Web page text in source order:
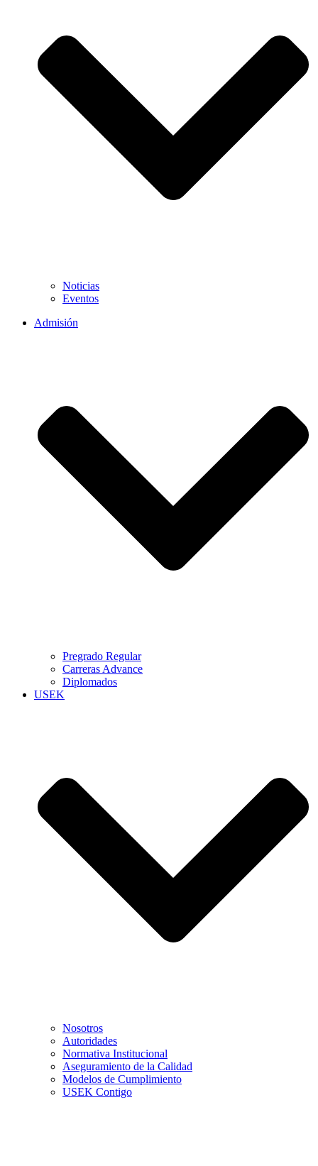
Noticias
Eventos
Admisión
Pregrado Regular
Carreras Advance
Diplomados
USEK
Nosotros
Autoridades
Normativa Institucional
Aseguramiento de la Calidad
Modelos de Cumplimiento
USEK Contigo